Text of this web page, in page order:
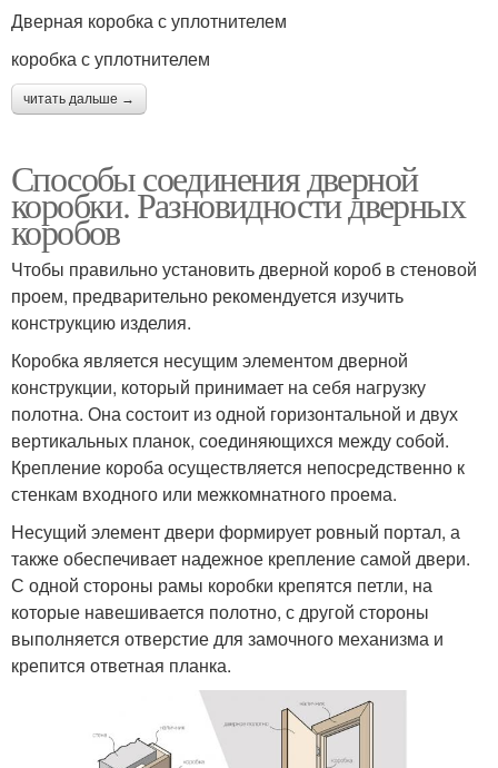
Дверная коробка с уплотнителем
коробка с уплотнителем
читать дальше →
Способы соединения дверной
коробки. Разновидности дверных
коробов
Чтобы правильно установить дверной короб в стеновой
проем, предварительно рекомендуется изучить
конструкцию изделия.
Коробка является несущим элементом дверной
конструкции, который принимает на себя нагрузку
полотна. Она состоит из одной горизонтальной и двух
вертикальных планок, соединяющихся между собой.
Крепление короба осуществляется непосредственно к
стенкам входного или межкомнатного проема.
Несущий элемент двери формирует ровный портал, а
также обеспечивает надежное крепление самой двери.
С одной стороны рамы коробки крепятся петли, на
которые навешивается полотно, с другой стороны
выполняется отверстие для замочного механизма и
крепится ответная планка.